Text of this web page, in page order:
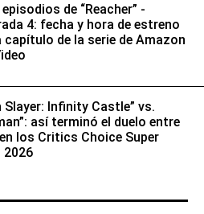
episodios de “Reacher” -
4: fecha y hora de estreno
capítulo de la serie de Amazon
Slayer: Infinity Castle” vs.
así terminó el duelo entre
los Critics Choice Super
2026